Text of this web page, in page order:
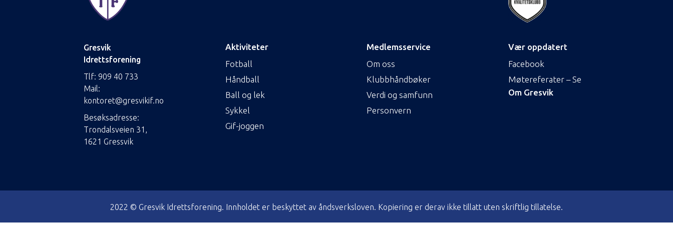
Gresvik
Idrettsforening
Tlf: 909 40 733
Mail:
kontoret@gresvikif.no
Besøksadresse:
Trondalsveien 31,
1621 Gressvik
Aktiviteter
Fotball
Håndball
Ball og lek
Sykkel
Gif-joggen
Medlemsservice
Om oss
Klubbhåndbøker
Verdi og samfunn
Personvern
Vær oppdatert
Facebook
Møtereferater – Se
Om Gresvik
2022 © Gresvik Idrettsforening. Innholdet er beskyttet av åndsverksloven. Kopiering er derav ikke tillatt uten skriftlig tillatelse.